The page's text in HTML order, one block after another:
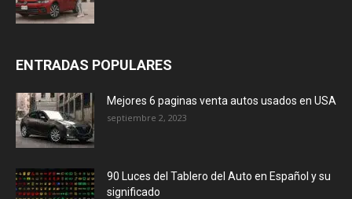
ENTRADAS POPULARES
Mejores 6 paginas venta autos usados en USA
septiembre 2, 2023
90 Luces del Tablero del Auto en Español y su
significado